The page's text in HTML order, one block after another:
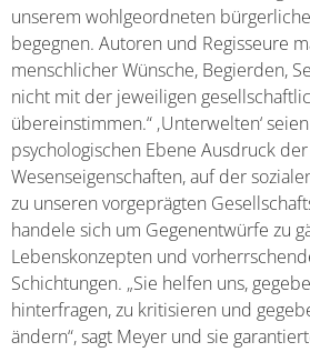
unserem wohlgeordneten
begegnen. Autoren und Regisseure
menschlicher Wünsche, Begierden,
nicht mit der jeweiligen
übereinstimmen.“ ‚Unterwelten‘
psychologischen Ebene Ausdruck
Wesenseigenschaften, auf der
zu unseren vorgeprägten
handele sich um Gegenentwürfe zu
Lebenskonzepten und
Schichtungen. „Sie helfen uns,
hinterfragen, zu kritisieren und
ändern“, sagt Meyer und sie